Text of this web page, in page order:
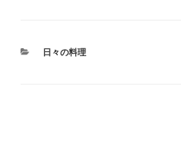
)
カ
日々の料理